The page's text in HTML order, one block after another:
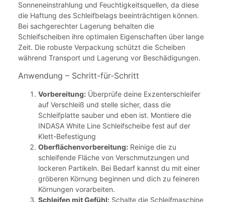
Sonneneinstrahlung und Feuchtigkeitsquellen, da diese
die Haftung des Schleifbelags beeinträchtigen können.
Bei sachgerechter Lagerung behalten die
Schleifscheiben ihre optimalen Eigenschaften über lange
Zeit. Die robuste Verpackung schützt die Scheiben
während Transport und Lagerung vor Beschädigungen.
Anwendung – Schritt-für-Schritt
Vorbereitung: Überprüfe deine Exzenterschleifer
auf Verschleiß und stelle sicher, dass die
Schleifplatte sauber und eben ist. Montiere die
INDASA White Line Schleifscheibe fest auf der
Klett-Befestigung
Oberflächenvorbereitung: Reinige die zu
schleifende Fläche von Verschmutzungen und
lockeren Partikeln. Bei Bedarf kannst du mit einer
gröberen Körnung beginnen und dich zu feineren
Körnungen vorarbeiten.
Schleifen mit Gefühl: Schalte die Schleifmaschine